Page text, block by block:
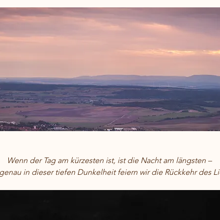
Wenn der Tag am kürzesten ist, ist die Nacht am längsten –
in dieser tiefen Dunkelheit feiern wir die Rückkehr des